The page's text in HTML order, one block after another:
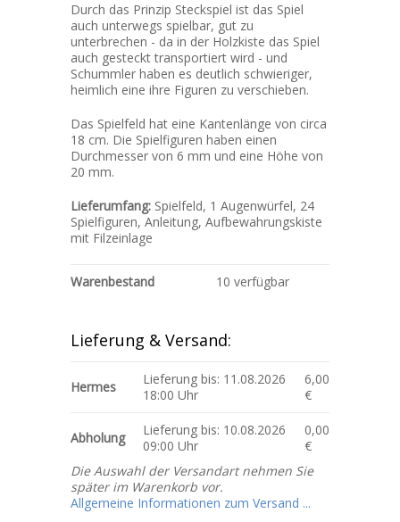
Durch das Prinzip Steckspiel ist das Spiel
auch unterwegs spielbar, gut zu
unterbrechen - da in der Holzkiste das Spiel
auch gesteckt transportiert wird - und
Schummler haben es deutlich schwieriger,
heimlich eine ihre Figuren zu verschieben.
Das Spielfeld hat eine Kantenlänge von circa
18 cm. Die Spielfiguren haben einen
Durchmesser von 6 mm und eine Höhe von
20 mm.
Lieferumfang: Spielfeld, 1 Augenwürfel, 24
Spielfiguren, Anleitung, Aufbewahrungskiste
mit Filzeinlage
Warenbestand 10 verfügbar
Lieferung & Versand:
Hermes
Lieferung bis: 11.08.2026
18:00 Uhr
6,00
€
Abholung
Lieferung bis: 10.08.2026
09:00 Uhr
0,00
€
Die Auswahl der Versandart nehmen Sie
später im Warenkorb vor.
Allgemeine Informationen zum Versand ...